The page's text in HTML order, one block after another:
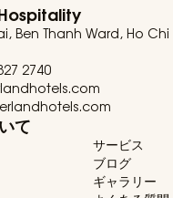
Ben Thanh Ward, Ho Chi
2740
て
サービス
ブログ
ギャラリー